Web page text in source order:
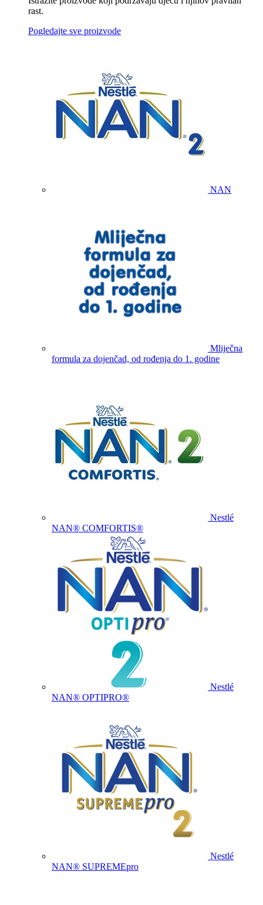
rast.
Pogledajte sve proizvode
NAN
Mliječna
formula za dojenčad, od rođenja do 1. godine
Nestlé
NAN® COMFORTIS®
Nestlé
NAN® OPTIPRO®
Nestlé
NAN® SUPREMEpro